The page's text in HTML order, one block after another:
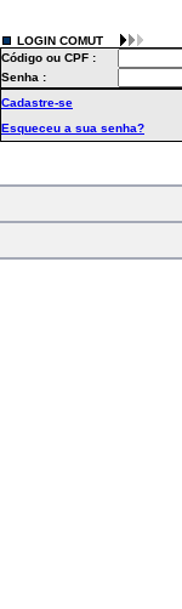
LOGIN COMUT
Código ou CPF :
Senha :
Cadastre-se
Esqueceu a sua senha?